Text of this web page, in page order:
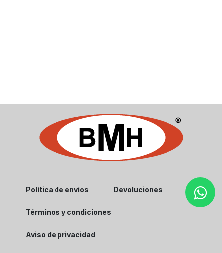
Política de envíos Devoluciones
Términos y condiciones
Aviso de privacidad